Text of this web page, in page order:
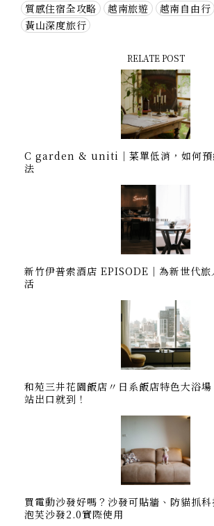
質感住宿全攻略
越南旅遊 越南自由行
黃山深度旅行
RELATE POST
C garden & uniti｜菜單低消，如何預
法
新竹伊普索酒店 EPISODE｜為新世代旅
活
和苑三井花園飯店〃日系飯店特色大浴
站出口就到！
買電動沙發好嗎？沙發可貼牆、防貓抓
泡芙沙發2.0實際使用